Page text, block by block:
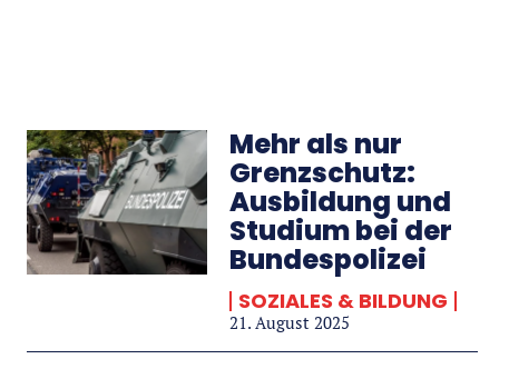
Mehr als nur
Grenzschutz:
Ausbildung und
Studium bei der
Bundespolizei
SOZIALES & BILDUNG
21. August 2025